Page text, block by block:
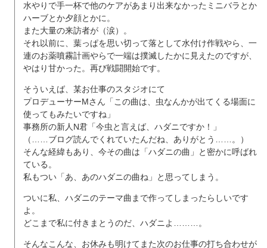
水やりで手一杯で他のケアがあまり出来なかったミニバラとか
ハーブとか夕顔とかに。
また大量の来訪者が（涙）。
それ以前に、葉っぱを思い切って落として水付け作戦やら、一
連のお薬噴霧計画やらで一端は撲滅したかに見えたのですが、
やはり甘かった。再び戦闘開始です。
そういえば、某お仕事のスタジオにて
プロデューサーMさん「この曲は、虫なんかが出てくる場面に
使ってもみたいですね」
事務所の新人N君「今虫と言えば、ハダニですか！」
（……ブログ読んでくれていたんだね、ありがとう……。）
そんな経緯もあり、今その曲は「ハダニの曲」と密かに呼ばれ
ている。
私もつい「あ、あのハダニの曲ね」と思ってしまう。
ついに私、ハダニのテーマ曲まで作ってしまったらしいです
よ。
どこまで私に付きまとうのだ、ハダニよ………。
そんなこんな、お休みも明けてまた次のお仕事の打ち合わせが